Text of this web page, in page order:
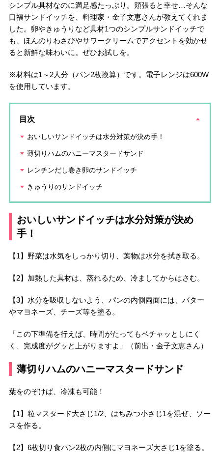
シンプル具材なのに満足感たっぷり。頬張ると幸せ…そんな
口福サンドイッチを、料理家・金子文恵さんが教えてくれま
した。卵やきゅうりなど具材1つのシンプルサンドイッチで
も、ほんのりわさびやサワークリームでアクセントを効かせ
ると新鮮な味わいに。ぜひお試しを。
※材料は1～2人分（パン2枚換算）です。電子レンジは600W
を使用しています。
目次
おいしいサンドイッチは水分対策が決め手！
薄切りハムのハニーマスタードサンド
レンチンだし巻き卵のサンドイッチ
きゅうりのサンドイッチ
おいしいサンドイッチは水分対策が決め
手！
【1】野菜は水気をしっかり切り、葉物は水分を拭き取る。
【2】加熱した具材は、蒸れるため、冷ましてからはさむ。
【3】水分を吸収しないよう、パンの内側両面には、バター
やマヨネーズ、チーズ等を塗る。
「この下準備を行えば、時間がたってもベチャッとしにく
く、完成度がグッと上がりますよ」（前出・金子文恵さん）
薄切りハムのハニーマスタードサンド
葉をのぞけば、冷凍も可能！
【1】粒マスタード⼤さじ1/2、はちみつ⼩さじ1を混ぜ、ソー
スを作る。
【2】6枚切り⾷パン2枚の内側にマヨネーズ⼤さじ1を塗る。